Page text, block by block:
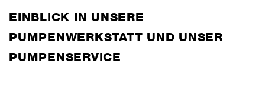
EINBLICK IN UNSERE
PUMPENWERKSTATT UND UNSER
PUMPENSERVICE